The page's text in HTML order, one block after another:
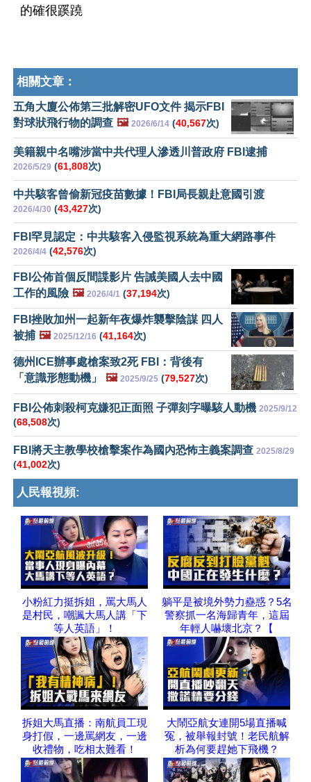
的確很蹊蹺
相關文章：
五角大廈公佈第三批解密UFO文件 揭示FBI
對球狀飛行物的調查 🖼️ 2026/6/14 (40,567次)
美籍親中名嘴涉當中共代理人滲透川普政府 FBI逮捕
2026/5/29 (61,808次)
中共駭客曾偷新冠疫苗數據！FBI局長親赴意國引渡
2026/4/30 (43,427次)
FBI罕見認定：中共駭客入侵監視系統為重大網路事件
2026/4/4 (42,576次)
FBI公佈首個反間諜影片 告誡美國人去中國
工作的風險 🖼️ 2026/4/1 (37,194次)
FBI挫敗加州一起新年夜爆炸襲擊陰謀 四人
被捕 🖼️ 2025/12/16 (41,164次)
德州ICE辦事處槍案致2死 FBI：背後有
「意識形態動機」
🖼️ 2025/9/25 (79,527次)
FBI公佈刺殺柯克嫌犯正面照 子彈刻字曝駭人動機 2025/9/12
(68,508次)
FBI將天主教學校槍擊案作為國內恐怖主義案調查 2025/8/29
(41,002次)
人民報視頻:
小粉紅力挺拆姐，罵大馬人
是村民，嘲諷大馬人講「下
等人英語」！
躺平是被境外勢力蠱惑？5名
警察抓一名海歸青年，這屆
年輕人嚇壞北京？【
拆姐大馬直播：南航員工現
身打假，一邊罵網友，一邊
收禮物，吃相太難看！
大鬧亞航女連開5場直播喊
冤，被舉報封號！老民航解
析為何要趕她下飛機？